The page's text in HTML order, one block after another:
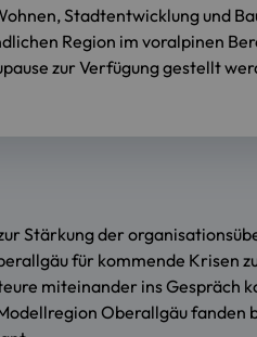
Stadtentwicklung und
Region im voralpinen
zur Verfügung gestellt
Stärkung der
für kommende Krisen
miteinander ins Gespräch
Oberallgäu fanden